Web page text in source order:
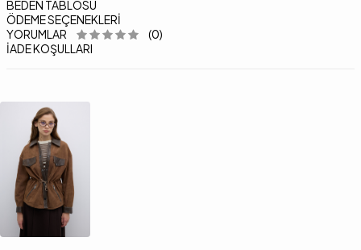
BEDEN TABLOSU
ÖDEME SEÇENEKLERI
YORUMLAR
(0)
İADE KOŞULLARI